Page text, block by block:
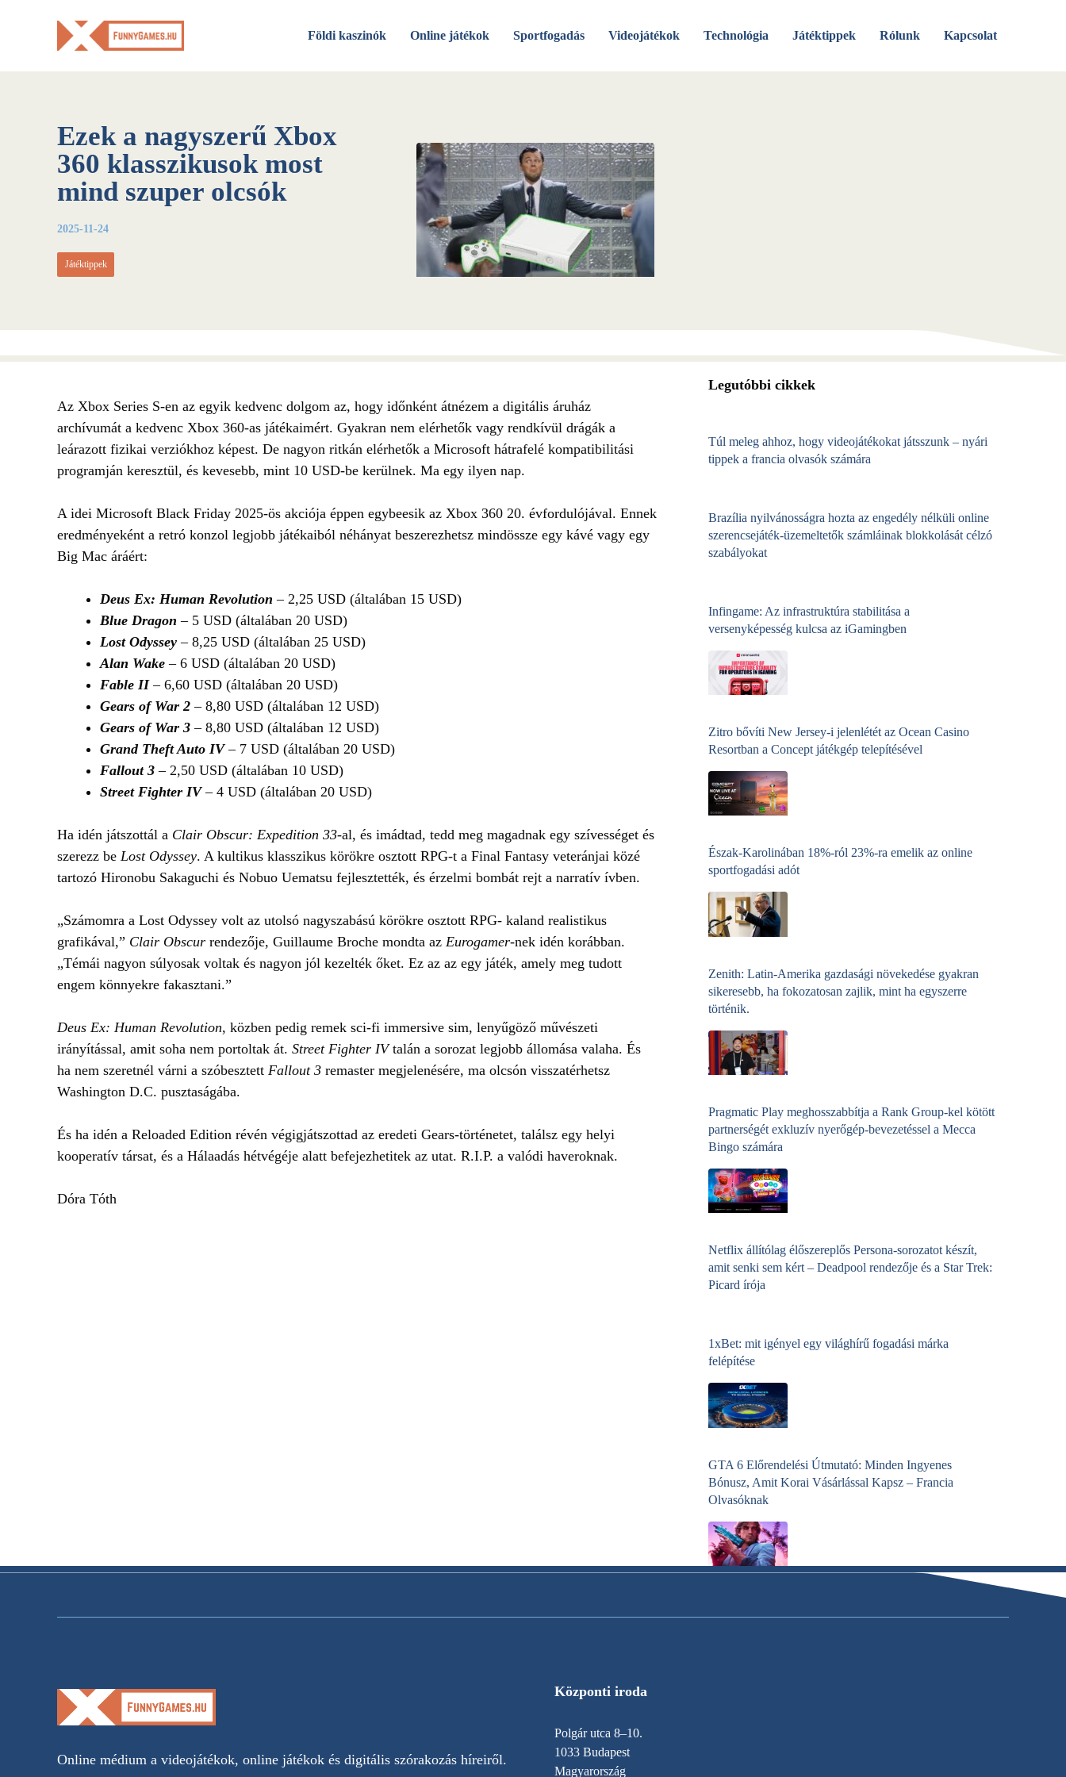
Földi kaszinók Online játékok Sportfogadás Videojátékok Technológia Játéktippek Rólunk Kapcsolat
Ezek a nagyszerű Xbox
360 klasszikusok most
mind szuper olcsók
2025-11-24
Játéktippek
Az Xbox Series S-en az egyik kedvenc dolgom az, hogy időnként átnézem a digitális áruház
archívumát a kedvenc Xbox 360-as játékaimért. Gyakran nem elérhetők vagy rendkívül drágák a
leárazott fizikai verziókhoz képest. De nagyon ritkán elérhetők a Microsoft hátrafelé kompatibilitási
programján keresztül, és kevesebb, mint 10 USD-be kerülnek. Ma egy ilyen nap.
A idei Microsoft Black Friday 2025-ös akciója éppen egybeesik az Xbox 360 20. évfordulójával. Ennek
eredményeként a retró konzol legjobb játékaiból néhányat beszerezhetsz mindössze egy kávé vagy egy
Big Mac áráért:
Deus Ex: Human Revolution – 2,25 USD (általában 15 USD)
Blue Dragon – 5 USD (általában 20 USD)
Lost Odyssey – 8,25 USD (általában 25 USD)
Alan Wake – 6 USD (általában 20 USD)
Fable II– 6,60 USD (általában 20 USD)
Gears of War 2 – 8,80 USD (általában 12 USD)
Gears of War 3 – 8,80 USD (általában 12 USD)
Grand Theft Auto IV– 7 USD (általában 20 USD)
Fallout 3 – 2,50 USD (általában 10 USD)
Street Fighter IV– 4 USD (általában 20 USD)
Ha idén játszottál a Clair Obscur: Expedition 33-al, és imádtad, tedd meg magadnak egy szívességet és
szerezz be Lost Odyssey. A kultikus klasszikus körökre osztott RPG-t a Final Fantasy veteránjai közé
tartozó Hironobu Sakaguchi és Nobuo Uematsu fejlesztették, és érzelmi bombát rejt a narratív ívben.
„Számomra a Lost Odyssey volt az utolsó nagyszabású körökre osztott RPG- kaland realistikus
grafikával,” Clair Obscur rendezője, Guillaume Broche mondta az Eurogamer-nek idén korábban.
„Témái nagyon súlyosak voltak és nagyon jól kezelték őket. Ez az az egy játék, amely meg tudott
engem könnyekre fakasztani.”
Deus Ex: Human Revolution, közben pedig remek sci-fi immersive sim, lenyűgöző művészeti
irányítással, amit soha nem portoltak át. Street Fighter IVtalán a sorozat legjobb állomása valaha. És
ha nem szeretnél várni a szóbesztett Fallout 3 remaster megjelenésére, ma olcsón visszatérhetsz
Washington D.C. pusztaságába.
És ha idén a Reloaded Edition révén végigjátszottad az eredeti Gears-történetet, találsz egy helyi
kooperatív társat, és a Hálaadás hétvégéje alatt befejezhetitek az utat. R.I.P. a valódi haveroknak.
Dóra Tóth
Legutóbbi cikkek
Túl meleg ahhoz, hogy videojátékokat játsszunk – nyári
tippek a francia olvasók számára
Brazília nyilvánosságra hozta az engedély nélküli online
szerencsejáték‑üzemeltetők számláinak blokkolását célzó
szabályokat
Infingame: Az infrastruktúra stabilitása a
versenyképesség kulcsa az iGamingben
Zitro bővíti New Jersey-i jelenlétét az Ocean Casino
Resortban a Concept játékgép telepítésével
Észak-Karolinában 18%-ról 23%-ra emelik az online
sportfogadási adót
Zenith: Latin-Amerika gazdasági növekedése gyakran
sikeresebb, ha fokozatosan zajlik, mint ha egyszerre
történik.
Pragmatic Play meghosszabbítja a Rank Group-kel kötött
partnerségét exkluzív nyerőgép-bevezetéssel a Mecca
Bingo számára
Netflix állítólag élőszereplős Persona-sorozatot készít,
amit senki sem kért – Deadpool rendezője és a Star Trek:
Picard írója
1xBet: mit igényel egy világhírű fogadási márka
felépítése
GTA 6 Előrendelési Útmutató: Minden Ingyenes
Bónusz, Amit Korai Vásárlással Kapsz – Francia
Olvasóknak
Online médium a videojátékok, online játékok és digitális szórakozás híreiről.
Központi iroda
Polgár utca 8–10.
1033 Budapest
Magyarország